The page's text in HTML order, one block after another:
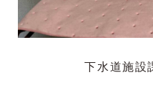
下水道施